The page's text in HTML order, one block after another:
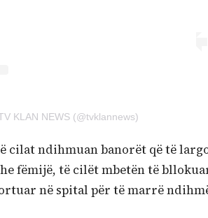
KLAN NEWS (@tvklannews)
cilat ndihmuan banorët që të
fëmijë, të cilët mbetën të
në spital për të marrë